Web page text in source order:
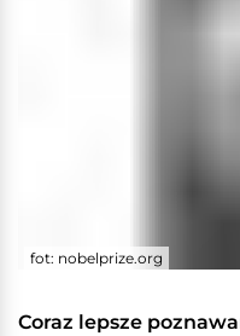
fot: nobelprize.org
Coraz lepsze